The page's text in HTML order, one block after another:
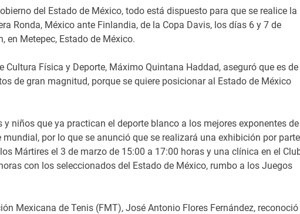
del Estado de México, todo está dispuesto para que se realice la
Ronda, México ante Finlandia, de la Copa Davis, los días 6 y 7 de
en Metepec, Estado de México.
Cultura Física y Deporte, Máximo Quintana Haddad, aseguró que es de
de gran magnitud, porque se quiere posicionar al Estado de México
niños que ya practican el deporte blanco a los mejores exponentes de
por lo que se anunció que se realizará una exhibición por parte
Mártires el 3 de marzo de 15:00 a 17:00 horas y una clínica en el
con los seleccionados del Estado de México, rumbo a los Juegos
Mexicana de Tenis (FMT), José Antonio Flores Fernández, reconoció